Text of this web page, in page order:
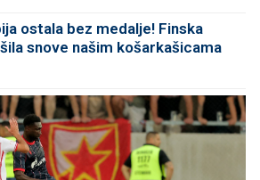
ostala bez medalje! Finska
snove našim košarkašicama